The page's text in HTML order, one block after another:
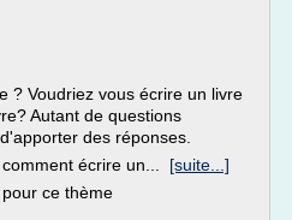
? Voudriez vous écrire un livre
Autant de questions
des réponses.
écrire un... [suite...]
ce thème